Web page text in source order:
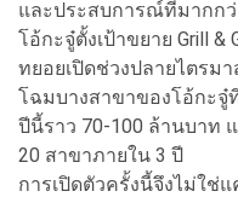
และประสบการณ์ที่มากกว่
โอ้กะจู๋ตั้งเป้าขยาย Grill &
ทยอยเปิดช่วงปลายไตรม
โฉมบางสาขาของโอ้กะจู๋
ปีนี้ราว 70-100 ล้านบาท
20 สาขาภายใน 3 ปี
การเปิดตัวครั้งนี้จึงไม่ใช่